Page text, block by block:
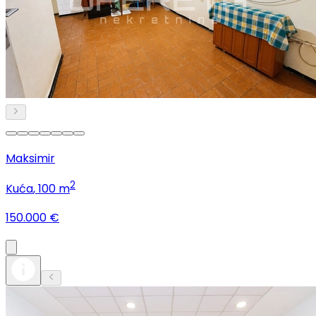
Maksimir
Kuća, 100 m2
150.000 €